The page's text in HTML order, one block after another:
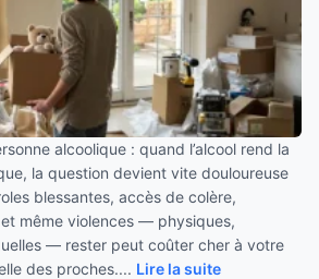
alcoolique : quand l’alcool rend la
la question devient vite douloureuse
blessantes, accès de colère,
même violences — physiques,
— rester peut coûter cher à votre
des proches.... Lire la suite